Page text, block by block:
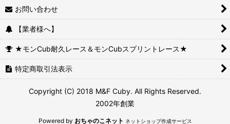
お問い合わせ
【業者様へ】
★モンCub耐久レース＆モンCubスプリントレース★
特定商取引法表示
Copyright (C) 2018 M&F Cuby. All Rights Reserved.
2002年創業
Powered by おちゃのこネット ネットショップ作成サービス